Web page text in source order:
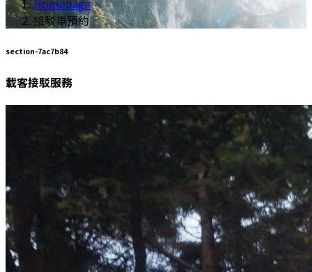
Homepage
接駁車預約
section-7ac7b84
載客接駁服務